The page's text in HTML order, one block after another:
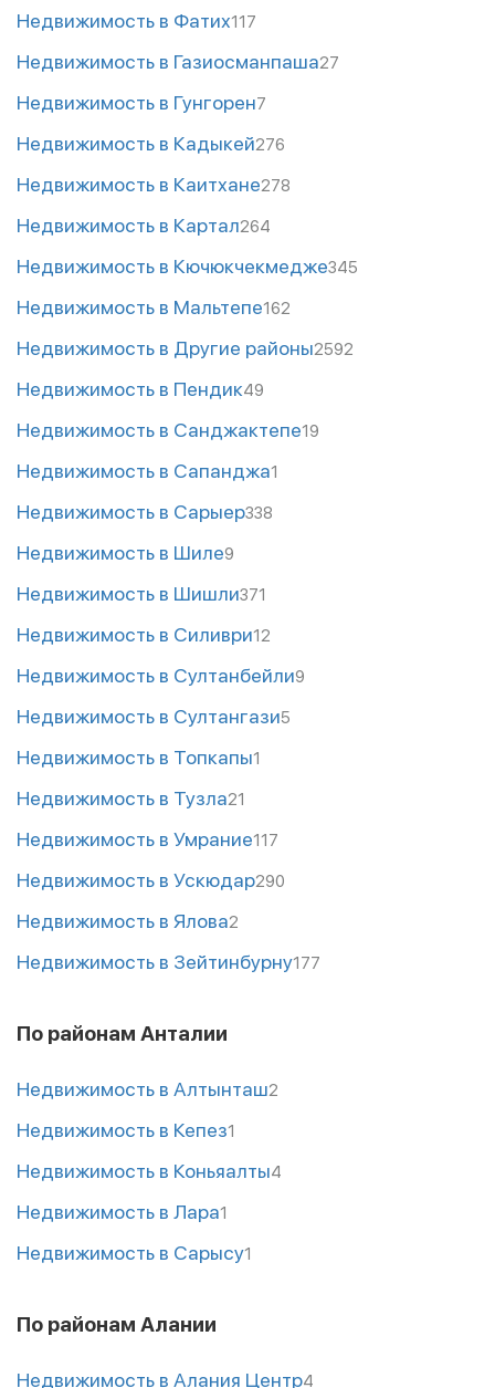
Недвижимость в Фатих117
Недвижимость в Газиосманпаша27
Недвижимость в Гунгорен7
Недвижимость в Кадыкей276
Недвижимость в Каитхане278
Недвижимость в Картал264
Недвижимость в Кючюкчекмедже345
Недвижимость в Мальтепе162
Недвижимость в Другие районы2592
Недвижимость в Пендик49
Недвижимость в Санджактепе19
Недвижимость в Сапанджа1
Недвижимость в Сарыер338
Недвижимость в Шиле9
Недвижимость в Шишли371
Недвижимость в Силиври12
Недвижимость в Султанбейли9
Недвижимость в Султангази5
Недвижимость в Топкапы1
Недвижимость в Тузла21
Недвижимость в Умрание117
Недвижимость в Ускюдар290
Недвижимость в Ялова2
Недвижимость в Зейтинбурну177
По районам Анталии
Недвижимость в Алтынташ2
Недвижимость в Кепез1
Недвижимость в Коньяалты4
Недвижимость в Лара1
Недвижимость в Сарысу1
По районам Алании
Недвижимость в Алания Центр4